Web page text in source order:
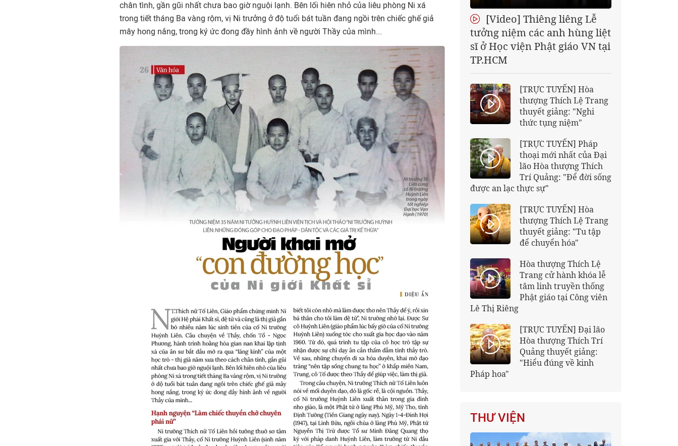
chân tình, gần gũi nhất chưa bao giờ nguội lạnh. Bên lối hiên nhỏ của liêu phòng Ni xá
trong tiết tháng Ba vàng rộm, vị Ni trưởng ở độ tuổi bát tuần đang ngồi trên chiếc ghế giả
mây hong nắng, trong ký ức đong đầy hình ảnh về người Thầy của mình...
[Video] Thiêng liêng Lễ
tưởng niệm các anh hùng liệt
sĩ ở Học viện Phật giáo VN tại
TP.HCM
[TRỰC TUYẾN] Hòa
thượng Thích Lệ Trang
thuyết giảng: "Nghi
thức tụng niệm"
[TRỰC TUYẾN] Pháp
thoại mới nhất của Đại
lão Hòa thượng Thích
Trí Quảng: "Để đời sống
được an lạc thực sự"
[TRỰC TUYẾN] Hòa
thượng Thích Lệ Trang
thuyết giảng: "Tu tập
để chuyển hóa"
Hòa thượng Thích Lệ
Trang cử hành khóa lễ
tâm linh truyền thống
Phật giáo tại Công viên
Lê Thị Riêng
[TRỰC TUYẾN] Đại lão
Hòa thượng Thích Trí
Quảng thuyết giảng:
"Hiểu đúng về kinh
Pháp hoa"
THƯ VIỆN